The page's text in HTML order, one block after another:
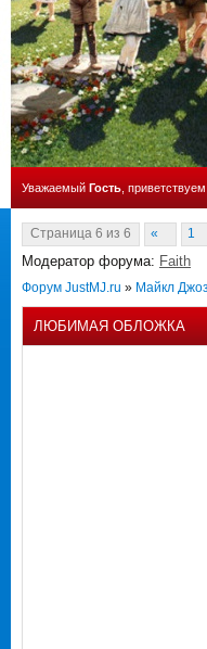
Уважаемый Гость ,
Страница 6 из 6 « 1
Модератор форума: Faith
Форум JustMJ.ru » Майкл
ЛЮБИМАЯ ОБЛОЖКА